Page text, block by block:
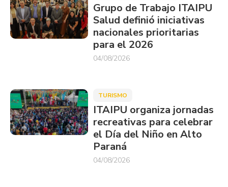
Grupo de Trabajo ITAIPU
Salud definió iniciativas
nacionales prioritarias
para el 2026
04/08/2026
TURISMO
ITAIPU organiza jornadas
recreativas para celebrar
el Día del Niño en Alto
Paraná
04/08/2026